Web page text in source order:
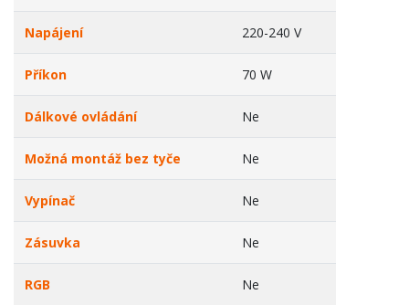
Napájení 220-240 V
Příkon 70 W
Dálkové ovládání Ne
Možná montáž bez tyče Ne
Vypínač Ne
Zásuvka Ne
RGB Ne